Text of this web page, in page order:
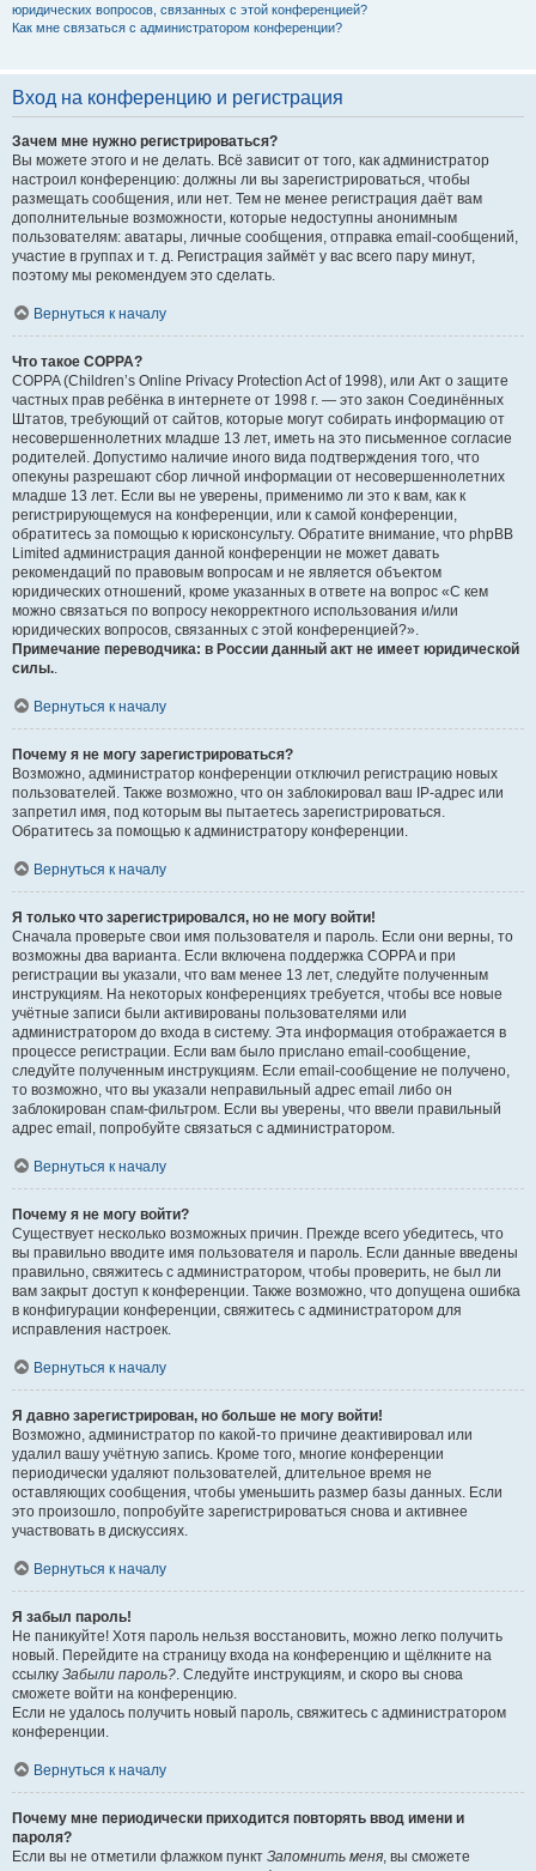
юридических вопросов, связанных с этой конференцией?
Как мне связаться с администратором конференции?
Вход на конференцию и регистрация
Зачем мне нужно регистрироваться?
Вы можете этого и не делать. Всё зависит от того, как администратор
настроил конференцию: должны ли вы зарегистрироваться, чтобы
размещать сообщения, или нет. Тем не менее регистрация даёт вам
дополнительные возможности, которые недоступны анонимным
пользователям: аватары, личные сообщения, отправка email-сообщений,
участие в группах и т. д. Регистрация займёт у вас всего пару минут,
поэтому мы рекомендуем это сделать.
Вернуться к началу
Что такое COPPA?
COPPA (Children’s Online Privacy Protection Act of 1998), или Акт о защите
частных прав ребёнка в интернете от 1998 г. — это закон Соединённых
Штатов, требующий от сайтов, которые могут собирать информацию от
несовершеннолетних младше 13 лет, иметь на это письменное согласие
родителей. Допустимо наличие иного вида подтверждения того, что
опекуны разрешают сбор личной информации от несовершеннолетних
младше 13 лет. Если вы не уверены, применимо ли это к вам, как к
регистрирующемуся на конференции, или к самой конференции,
обратитесь за помощью к юрисконсульту. Обратите внимание, что phpBB
Limited администрация данной конференции не может давать
рекомендаций по правовым вопросам и не является объектом
юридических отношений, кроме указанных в ответе на вопрос «С кем
можно связаться по вопросу некорректного использования и/или
юридических вопросов, связанных с этой конференцией?».
Примечание переводчика: в России данный акт не имеет юридической
силы..
Вернуться к началу
Почему я не могу зарегистрироваться?
Возможно, администратор конференции отключил регистрацию новых
пользователей. Также возможно, что он заблокировал ваш IP-адрес или
запретил имя, под которым вы пытаетесь зарегистрироваться.
Обратитесь за помощью к администратору конференции.
Вернуться к началу
Я только что зарегистрировался, но не могу войти!
Сначала проверьте свои имя пользователя и пароль. Если они верны, то
возможны два варианта. Если включена поддержка COPPA и при
регистрации вы указали, что вам менее 13 лет, следуйте полученным
инструкциям. На некоторых конференциях требуется, чтобы все новые
учётные записи были активированы пользователями или
администратором до входа в систему. Эта информация отображается в
процессе регистрации. Если вам было прислано email-сообщение,
следуйте полученным инструкциям. Если email-сообщение не получено,
то возможно, что вы указали неправильный адрес email либо он
заблокирован спам-фильтром. Если вы уверены, что ввели правильный
адрес email, попробуйте связаться с администратором.
Вернуться к началу
Почему я не могу войти?
Существует несколько возможных причин. Прежде всего убедитесь, что
вы правильно вводите имя пользователя и пароль. Если данные введены
правильно, свяжитесь с администратором, чтобы проверить, не был ли
вам закрыт доступ к конференции. Также возможно, что допущена ошибка
в конфигурации конференции, свяжитесь с администратором для
исправления настроек.
Вернуться к началу
Я давно зарегистрирован, но больше не могу войти!
Возможно, администратор по какой-то причине деактивировал или
удалил вашу учётную запись. Кроме того, многие конференции
периодически удаляют пользователей, длительное время не
оставляющих сообщения, чтобы уменьшить размер базы данных. Если
это произошло, попробуйте зарегистрироваться снова и активнее
участвовать в дискуссиях.
Вернуться к началу
Я забыл пароль!
Не паникуйте! Хотя пароль нельзя восстановить, можно легко получить
новый. Перейдите на страницу входа на конференцию и щёлкните на
ссылку Забыли пароль?. Следуйте инструкциям, и скоро вы снова
сможете войти на конференцию.
Если не удалось получить новый пароль, свяжитесь с администратором
конференции.
Вернуться к началу
Почему мне периодически приходится повторять ввод имени и
пароля?
Если вы не отметили флажком пункт Запомнить меня, вы сможете